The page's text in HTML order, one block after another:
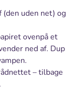
uden net) og
ovenpå et
ned af. Dup
– tilbage